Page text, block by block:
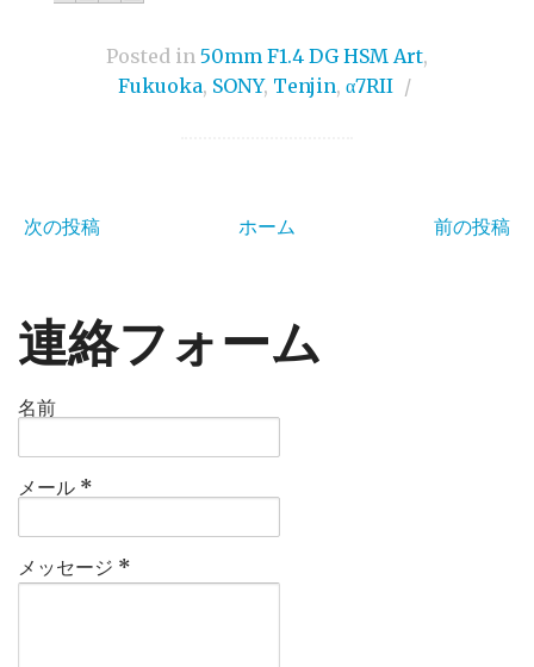
Posted in 50mm F1.4 DG HSM Art,
Fukuoka, SONY, Tenjin, α7RII /
次の投稿 前の投稿
ホーム
連絡フォーム
名前
メール *
メッセージ *